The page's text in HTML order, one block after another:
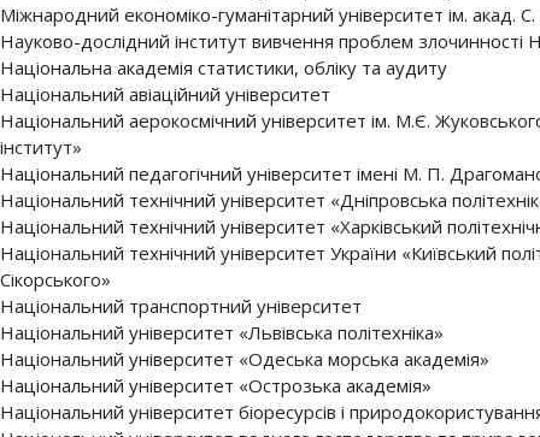
Міжнародний економіко-гуманітарний університет ім. акад.
Науково-дослідний інститут вивчення проблем злочинності
Національна академія статистики, обліку та аудиту
Національний авіаційний університет
Національний аерокосмічний університет ім. М.Є.
інститут»
Національний педагогічний університет імені М. П.
Національний технічний університет «Дніпровська
Національний технічний університет «Харківський
Національний технічний університет України «Київський
Сікорського»
Національний транспортний університет
Національний університет «Львівська політехніка»
Національний університет «Одеська морська академія»
Національний університет «Острозька академія»
Національний університет біоресурсів і